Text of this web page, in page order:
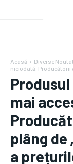
Acasă Diverse
niciodată. Producătorii
mai
plâng de
a